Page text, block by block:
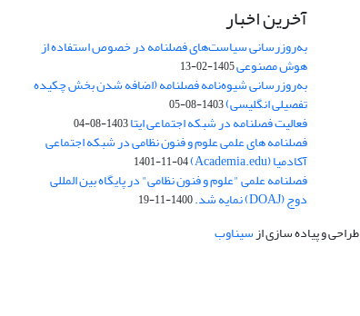
آخرین اخبار
به‌روزرسانی سیاست‌های فصلنامه در خصوص استفاده از
هوش مصنوعی1405-02-13
به‌روزرسانی شیوه‌نامه فصلنامه (اضافه شدن بخش چکیده
تفصیلی انگلیسی)1403-08-05
فعالیت فصلنامه در شبکه اجتماعی ایتا1403-08-04
فصلنامه های علمی علوم و فنون نظامی در شبکه اجتماعی
آکادمیا (Academia.edu) 1401-11-04
فصلنامه علمی "علوم و فنون نظامی" در پایگاه بین المللی
دوج (DOAJ) نمایه شد. 1400-11-19
طراحی و پیاده سازی ازسیناوب